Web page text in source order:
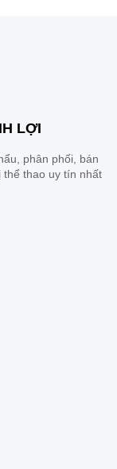
LỢI
phân phối, bán
thể thao uy tín nhất